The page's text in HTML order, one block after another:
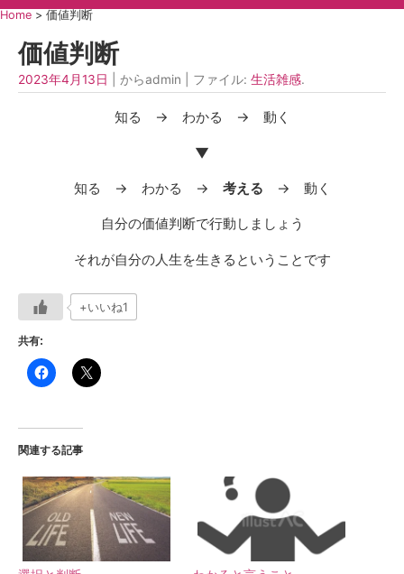
Home > 価値判断
価値判断
2023年4月13日 | からadmin | ファイル: 生活雑感.
知る → わかる → 動く
▼
知る → わかる → 考える → 動く
自分の価値判断で行動しましょう
それが自分の人生を生きるということです
+いいね1
共有:
関連する記事